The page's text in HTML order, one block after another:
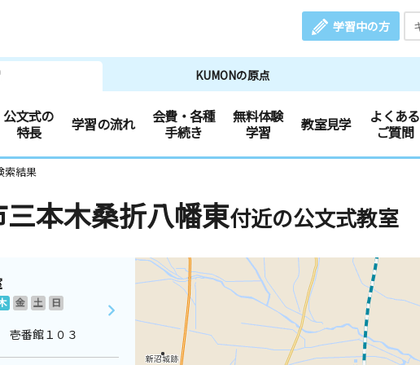
学習中の方
KUMONの原点
公文式の
特長
学習の流れ
会費・各種
手続き
無料体験
学習
教室見学
よくある
ご質問
索結果
本木桑折八幡東付近の公文式教室
金 土
日
壱番館１０３